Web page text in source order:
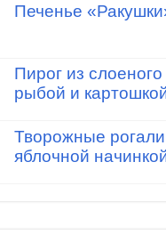
Печенье
Пирог из слоеного
рыбой и
Творожные
яблочной